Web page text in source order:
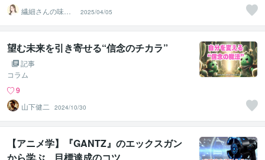
繊細さんの味方
♡全肯定セラピ
宇宙人まなみ
2025/04/05
望む未来を引き寄せる“信念のチカラ”
記事
コラム
9
山下健二
2024/10/30
【アニメ学】『GANTZ』のエックスガン